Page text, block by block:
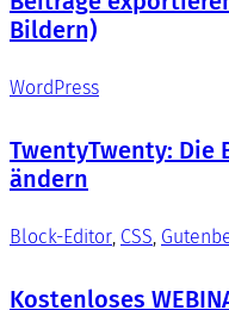
Bildern)
WordPress
TwentyTwenty: Die
ändern
Block-Editor CSS
Kostenloses